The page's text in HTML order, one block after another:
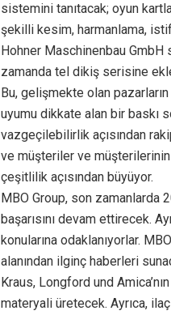
sistemini tanıtacak; oyun
şekilli kesim, harmanlama,
Hohner Maschinenbau GmbH
zamanda tel dikiş serisine
Bu, gelişmekte olan
uyumu dikkate alan bir baskı
vazgeçilebilirlik açısından
ve müşteriler ve
çeşitlilik açısından büyüyor.
MBO Group, son zamanlarda
başarısını devam ettirecek.
konularına odaklanıyorlar.
alanından ilginç haberleri
Kraus, Longford und
materyali üretecek. Ayrıca,